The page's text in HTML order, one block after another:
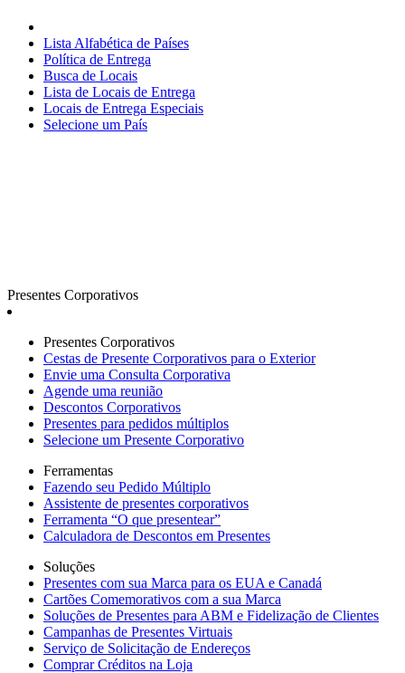
Lista Alfabética de Países
Política de Entrega
Busca de Locais
Lista de Locais de Entrega
Locais de Entrega Especiais
Selecione um País
Presentes Corporativos
Presentes Corporativos
Cestas de Presente Corporativos para o Exterior
Envie uma Consulta Corporativa
Agende uma reunião
Descontos Corporativos
Presentes para pedidos múltiplos
Selecione um Presente Corporativo
Ferramentas
Fazendo seu Pedido Múltiplo
Assistente de presentes corporativos
Ferramenta “O que presentear”
Calculadora de Descontos em Presentes
Soluções
Presentes com sua Marca para os EUA e Canadá
Cartões Comemorativos com a sua Marca
Soluções de Presentes para ABM e Fidelização de Clientes
Campanhas de Presentes Virtuais
Serviço de Solicitação de Endereços
Comprar Créditos na Loja